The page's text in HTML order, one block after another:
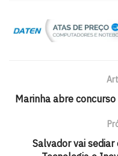
como Dona Duca.
comentou o tema terra
especial, com a
ribeirinhas e indígenas
de Ação Regional
Marinha abre
Salvador vai